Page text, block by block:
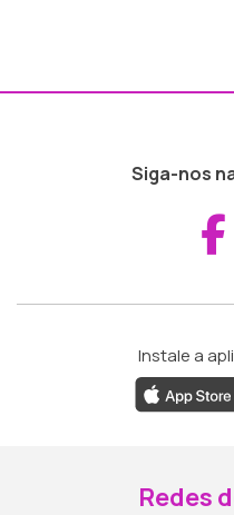
Siga-nos
Instale a
Redes